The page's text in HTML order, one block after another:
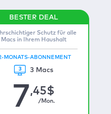
Schutz für alle
Macs in Ihrem Haushalt
MONATS-ABONNEMENT
3 Macs
7,45$
/Mon.